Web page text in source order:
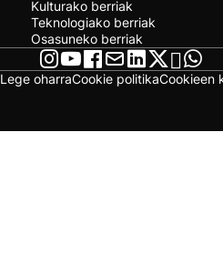
Kulturako berriak
Teknologiako berriak
Osasuneko berriak
Lege oharraCookie politikaCookieen